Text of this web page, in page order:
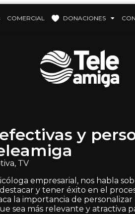
COMERCIAL DONACIONES
y
, TV
empresarial, nos habla
y tener éxito en el
la importancia de
sea más relevante y atractiva